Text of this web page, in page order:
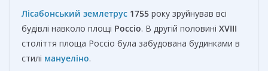
Лісабонський землетрус 1755 року зруйнував всі
будівлі навколо площі Россіо. В другій половині XVIII
століття площа Россіо була забудована будинками в
стилі мануеліно.